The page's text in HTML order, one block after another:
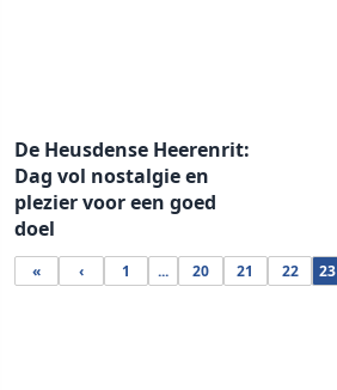
De Heusdense Heerenrit:
Dag vol nostalgie en
plezier voor een goed
doel
« ‹ 1 ... 20 21 22 23